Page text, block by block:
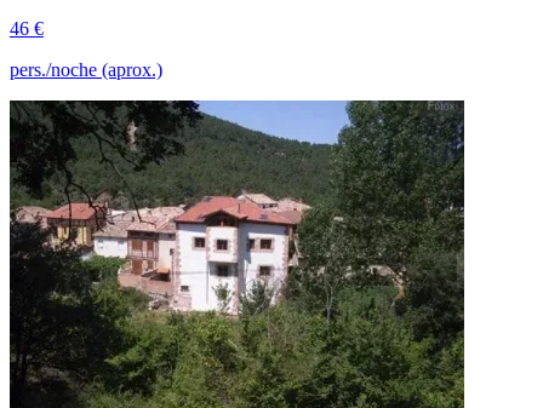
46 €
pers./noche (aprox.)